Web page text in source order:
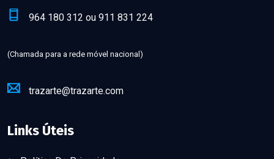
964 180 312 ou 911 831 224
(Chamada para a rede móvel nacional)
trazarte@trazarte.com
Links Úteis